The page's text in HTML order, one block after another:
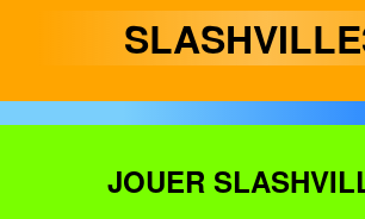
JOUER